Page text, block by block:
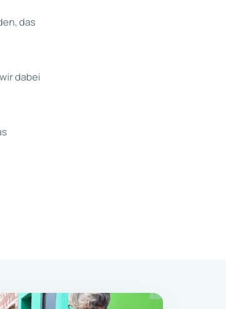
das
dabei